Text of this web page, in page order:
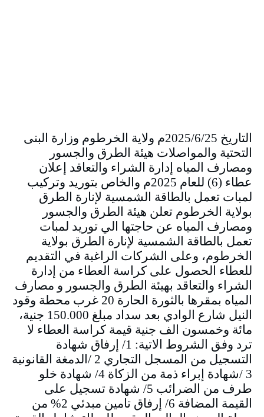
التاريخ 2025/6/25م ولاية الخرطوم وزارة البنى
التحتية والمواصلات هيئة الطرق والجسور
ومصارف المياه إدارة الشراء والتعاقد إعلان
عطاء (6) للعام 2025م والخاص بتوريد وتركيب
لمبات تعمل بالطاقة الشمسية لإنارة الطرق
بولاية الخرطوم تعلن هيئة الطرق والجسور
ومصارف المياه عن حاجتها الي توريد لمبات
تعمل بالطاقة الشمسية لإنارة الطرق بولاية
الخرطوم، وعلى الشركات الراغبة في التقديم
للعطاء الحصول على كراسة العطاء من إدارة
الشراء والتعاقد بهيئة الطرق والجسور و مصارف
المياه بمقرها بالثورة الحارة 20 غرب محطة وقود
النيل شارع الوادي بعد سداد مبلغ 150.000 جنية،
مائة وخمسون الف جنية قيمة كراسة العطاء لا
ترد وفق الشروط الاتية: 1/ إرفاق شهادة
التسجيل من المسجل التجاري 2 /الدمغة القانونية
3 /شهادة إبراء ذمة من الزكاة 4/ شهادة خلو
طرف من الضرائب 5/ شهادة تسجيل على
القيمة المضافة 6/ إرفاق تامين مبدئي 2% من